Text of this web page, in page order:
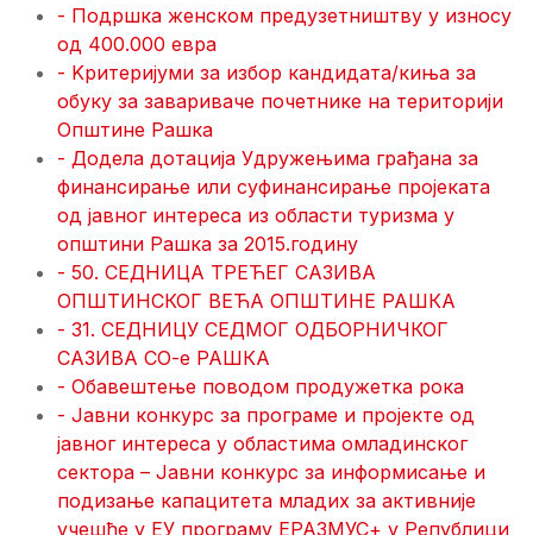
- Подршка женском предузетништву у износу
од 400.000 евра
- Kритеријуми за избор кандидата/киња за
обуку за завариваче почетнике на територији
Општине Рашка
- Додела дотација Удружењима грађана за
финансирање или суфинансирање пројеката
од јавног интереса из области туризма у
општини Рашка за 2015.годину
- 50. СЕДНИЦА ТРЕЋЕГ САЗИВА
ОПШТИНСКОГ ВЕЋА ОПШТИНЕ РАШКА
- 31. СЕДНИЦУ СЕДМОГ ОДБОРНИЧКОГ
САЗИВА СО-е РАШКА
- Обавештење поводом продужетка рока
- Јавни конкурс за програме и пројекте од
јавног интереса у областима омладинског
сектора – Јавни конкурс за информисање и
подизање капацитета младих за активније
учешће у ЕУ програму ЕРАЗМУС+ у Републици